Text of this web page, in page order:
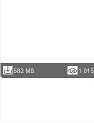
582 MB 1 015